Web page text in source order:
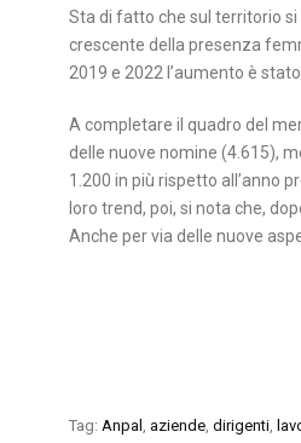
Sta di fatto che sul territorio si
crescente della presenza
2019 e 2022 l’aumento è
A completare il quadro del
delle nuove nomine (4.615),
1.200 in più rispetto all’anno
loro trend, poi, si nota che,
Anche per via delle nuove
Tag: Anpal aziende dirigenti